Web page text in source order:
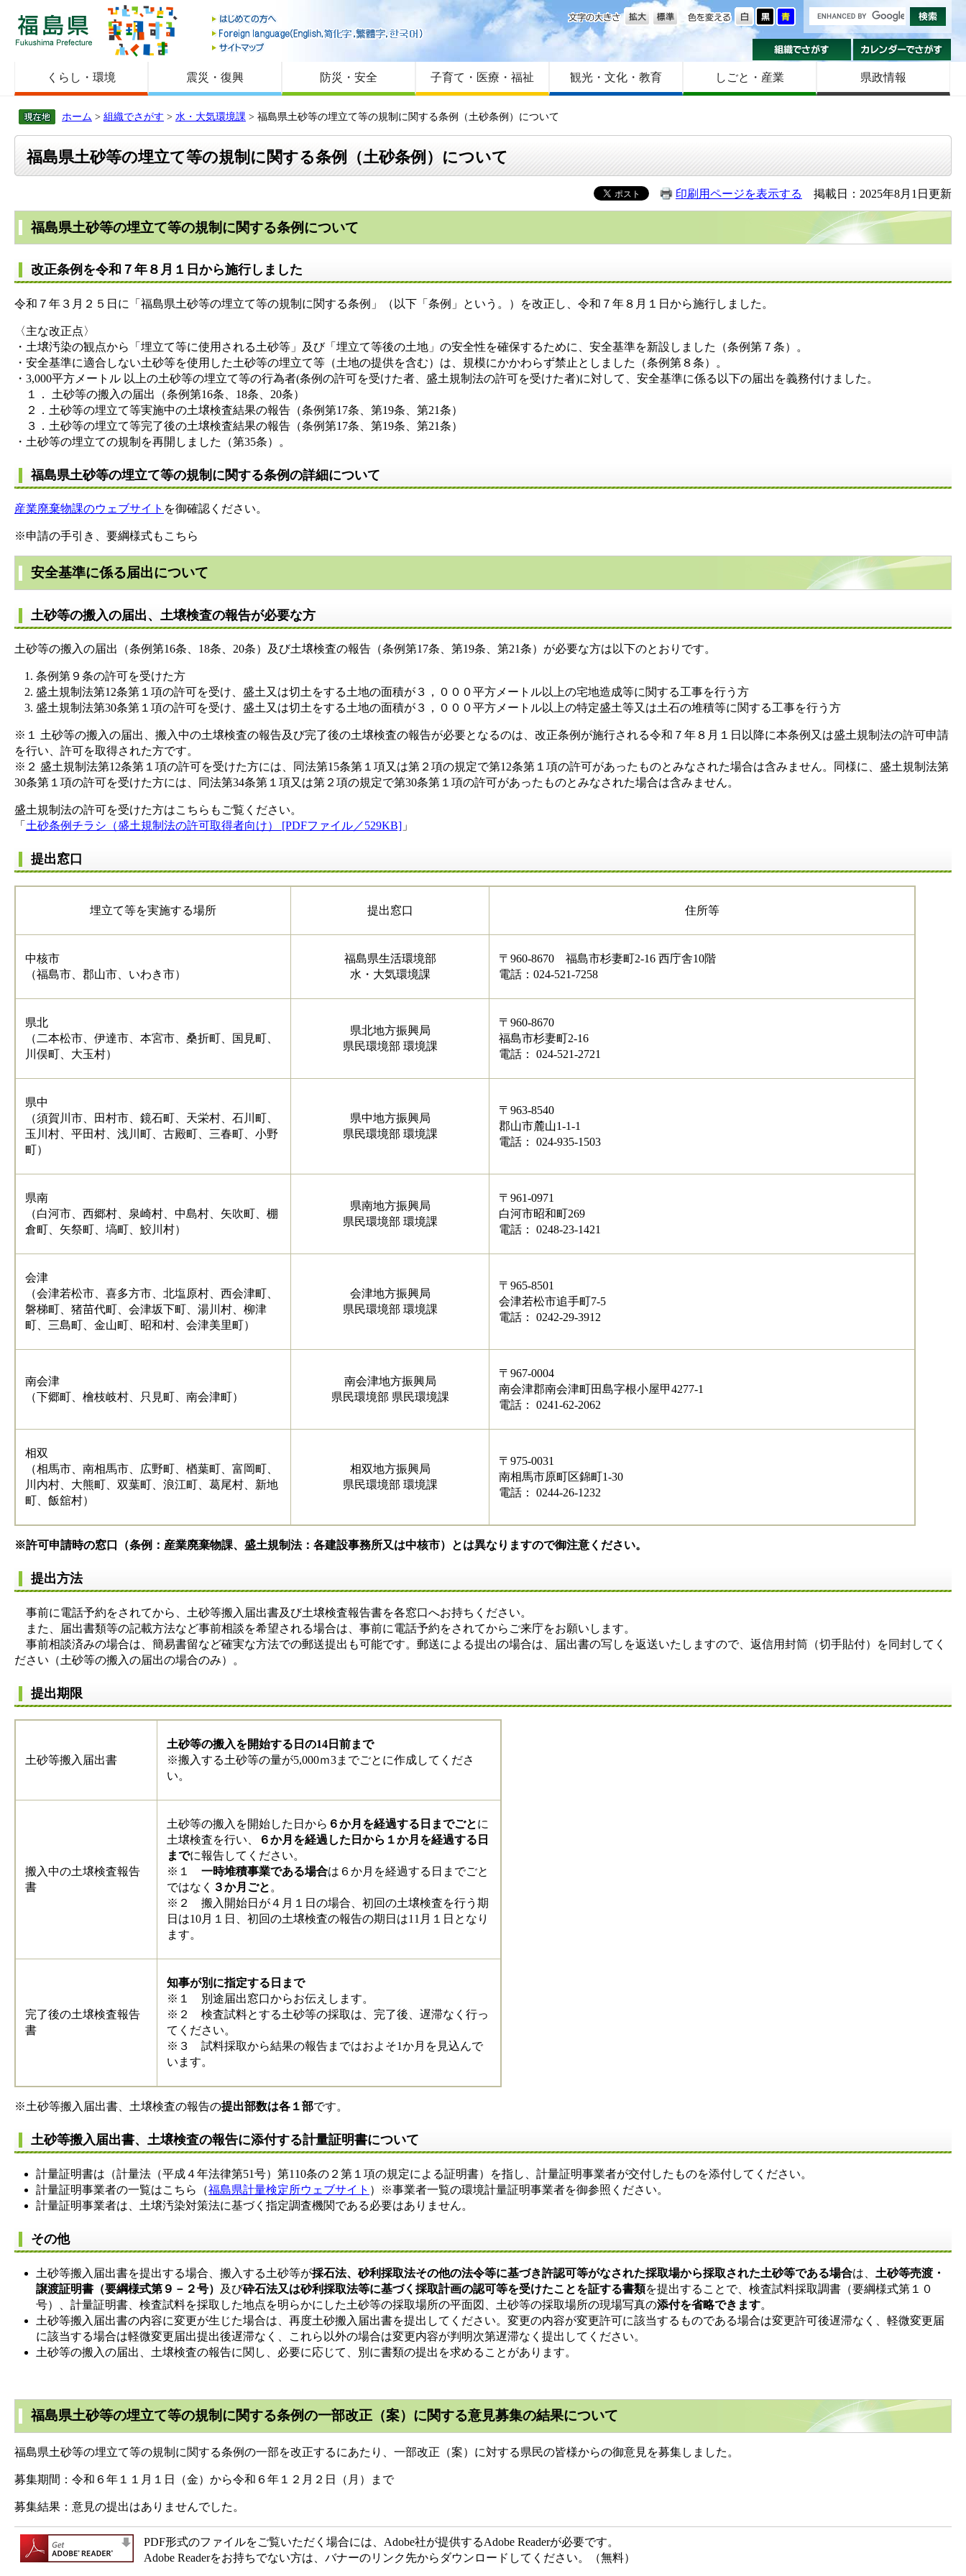
福島県
はじめての方へ
Foreign language
サイトマップ
色を変える
文字の大きさ
組織でさがす
くらし・環境 震災・復興 防災・安全 子育て・医療・福祉 観光・文化・教育 しごと・産業 県政情報
ホーム > 組織でさがす > 水・大気環境課 > 福島県土砂等の埋立て等の規制に関する条例（土砂条例）について
福島県土砂等の埋立て等の規制に関する条例（土砂条例）について
印刷用ページを表示する 掲載日：2025年8月1日更新
福島県土砂等の埋立て等の規制に関する条例について
改正条例を令和７年８月１日から施行しました
令和７年３月２５日に「福島県土砂等の埋立て等の規制に関する条例」（以下「条例」という。）を改正し、令和７年８月１日から施行しました。
〈主な改正点〉
・土壌汚染の観点から「埋立て等に使用される土砂等」及び「埋立て等後の土地」の安全性を確保するために、安全基準を新設しました（条例第７条）。
​・安全基準に適合しない土砂等を使用した土砂等の埋立て等（土地の提供を含む）は、規模にかかわらず禁止としました（条例第８条）。
・3,000平方メートル 以上の土砂等の埋立て等の行為者(条例の許可を受けた者、盛土規制法の許可を受けた者)に対して、安全基準に係る以下の届出を義務付けました。
１． 土砂等の搬入の届出（条例第16条、18条、20条）
２．土砂等の埋立て等実施中の土壌検査結果の報告（条例第17条、第19条、第21条）
３．土砂等の埋立て等完了後の土壌検査結果の報告（条例第17条、第19条、第21条）
・土砂等の埋立ての規制を再開しました（第35条）。
福島県土砂等の埋立て等の規制に関する条例の詳細について
産業廃棄物課のウェブサイト を御確認ください。
※申請の手引き、要綱様式もこちら
安全基準に係る届出について
土砂等の搬入の届出、土壌検査の報告が必要な方
土砂等の搬入の届出（条例第16条、18条、20条）及び土壌検査の報告（条例第17条、第19条、第21条）が必要な方は以下のとおりです。
条例第９条の許可を受けた方
盛土規制法第12条第１項の許可を受け、盛土又は切土をする土地の面積が３，０００平方メートル以上の宅地造成等に関する工事を行う方
盛土規制法第30条第１項の許可を受け、盛土又は切土をする土地の面積が３，０００平方メートル以上の特定盛土等又は土石の堆積等に関する工事を行う方
※１ 土砂等の搬入の届出、搬入中の土壌検査の報告及び完了後の土壌検査の報告が必要となるのは、改正条例が施行される令和７年８月１日以降に本条例又は盛土規制法の許可申請
を行い、許可を取得された方です。
※２ 盛土規制法第12条第１項の許可を受けた方には、同法第15条第１項又は第２項の規定で第12条第１項の許可があったものとみなされた場合は含みません。同様に、盛土規制法第
30条第１項の許可を受けた方には、同法第34条第１項又は第２項の規定で第30条第１項の許可があったものとみなされた場合は含みません。
盛土規制法の許可を受けた方はこちらもご覧ください。
「 土砂条例チラシ（盛土規制法の許可取得者向け） [PDFファイル／529KB] 」
​​提出窓口
埋立て等を実施する場所 提出窓口 住所等
中核市
（福島市、郡山市、いわき市）
福島県生活環境部
水・大気環境課
〒960-8670 福島市杉妻町2-16 西庁舎10階
電話：024-521-7258
県北
（二本松市、伊達市、本宮市、桑折町、国見町、
川俣町、大玉村）
県北地方振興局
県民環境部 環境課
〒960-8670
福島市杉妻町2-16
電話： 024-521-2721
県中
（須賀川市、田村市、鏡石町、天栄村、石川町、
玉川村、平田村、浅川町、古殿町、三春町、小野
町）
県中地方振興局
県民環境部 環境課
〒963-8540
郡山市麓山1-1-1
電話： 024-935-1503
県南
（白河市、西郷村、泉崎村、中島村、矢吹町、棚
倉町、矢祭町、塙町、鮫川村）
県南地方振興局
県民環境部 環境課
〒961-0971
白河市昭和町269
電話： 0248-23-1421
会津
（会津若松市、喜多方市、北塩原村、西会津町、
磐梯町、猪苗代町、会津坂下町、湯川村、柳津
町、三島町、金山町、昭和村、会津美里町）
会津地方振興局
県民環境部 環境課
〒965-8501
会津若松市追手町7-5
電話： 0242-29-3912
南会津
（下郷町、檜枝岐村、只見町、南会津町）
南会津地方振興局
県民環境部 県民環境課
〒967-0004
南会津郡南会津町田島字根小屋甲4277-1
電話： 0241-62-2062
相双
（相馬市、南相馬市、広野町、楢葉町、富岡町、
川内村、大熊町、双葉町、浪江町、葛尾村、新地
町、飯舘村）
相双地方振興局
県民環境部 環境課
〒975-0031
南相馬市原町区錦町1-30
電話： 0244-26-1232
※許可申請時の窓口（条例：産業廃棄物課、盛土規制法：各建設事務所又は中核市）とは異なりますので御注意ください。
提出方法
事前に電話予約をされてから、土砂等搬入届出書及び土壌検査報告書を各窓口へお持ちください。
また、届出書類等の記載方法など事前相談を希望される場合は、事前に電話予約をされてからご来庁をお願いします。
事前相談済みの場合は、簡易書留など確実な方法での郵送提出も可能です。郵送による提出の場合は、届出書の写しを返送いたしますので、返信用封筒（切手貼付）を同封してく
ださい（土砂等の搬入の届出の場合のみ）。
提出期限
土砂等搬入届出書
土砂等の搬入を開始する日の14日前まで
※搬入する土砂等の量が5,000ｍ3までごとに作成してくださ
い。
搬入中の土壌検査報告
書
土砂等の搬入を開始した日から ６か月を経過する日までごとに
土壌検査を行い、
６か月を経過した日から１か月を経過する日
までに報告してください。
※１ 一時堆積事業である場合は６か月を経過する日までごと
ではなく ３か月ごと 。
※２ 搬入開始日が４月１日の場合、初回の土壌検査を行う期
日は10月１日、初回の土壌検査の報告の期日は11月１日となり
ます。
完了後の土壌検査報告
書
知事が別に指定する日まで
※１ 別途届出窓口からお伝えします。
※２ 検査試料とする土砂等の採取は、完了後、遅滞なく行っ
てください。
※３ 試料採取から結果の報告まではおよそ1か月を見込んで
います。
※土砂等搬入届出書、土壌検査の報告の提出部数は各１部です。
土砂等搬入届出書、土壌検査の報告に添付する計量証明書について
計量証明書は（計量法（平成４年法律第51号）第110条の２第１項の規定による証明書）を指し、計量証明事業者が交付したものを添付してください。
計量証明事業者の一覧はこちら（福島県計量検定所ウェブサイト ）※事業者一覧の環境計量証明事業者を御参照ください。
計量証明事業者は、土壌汚染対策法に基づく指定調査機関である必要はありません。
その他
土砂等搬入届出書を提出する場合、搬入する土砂等が採石法、砂利採取法その他の法令等に基づき許認可等がなされた採取場から採取された土砂等である場合は、 土砂等売渡・
譲渡証明書（要綱様式第９－２号）
及び砕石法又は砂利採取法等に基づく採取計画の認可等を受けたことを証する書類を提出することで、検査試料採取調書（要綱様式第１０
号）、計量証明書、検査試料を採取した地点を明らかにした土砂等の採取場所の平面図、土砂等の採取場所の現場写真の添付を省略できます。
土砂等搬入届出書の内容に変更が生じた場合は、再度土砂搬入届出書を提出してください。変更の内容が変更許可に該当するものである場合は変更許可後遅滞なく、軽微変更届
に該当する場合は軽微変更届出提出後遅滞なく、これら以外の場合は変更内容が判明次第遅滞なく提出してください。
土砂等の搬入の届出、土壌検査の報告に関し、必要に応じて、別に書類の提出を求めることがあります。
福島県土砂等の埋立て等の規制に関する条例の一部改正（案）に関する意見募集の結果について
福島県土砂等の埋立て等の規制に関する条例の一部を改正するにあたり、一部改正（案）に対する県民の皆様からの御意見を募集しました。
募集期間：令和６年１１月１日（金）から令和６年１２月２日（月）まで
募集結果：意見の提出はありませんでした。
PDF形式のファイルをご覧いただく場合には、Adobe社が提供するAdobe Readerが必要です。
Adobe Readerをお持ちでない方は、バナーのリンク先からダウンロードしてください。（無料）